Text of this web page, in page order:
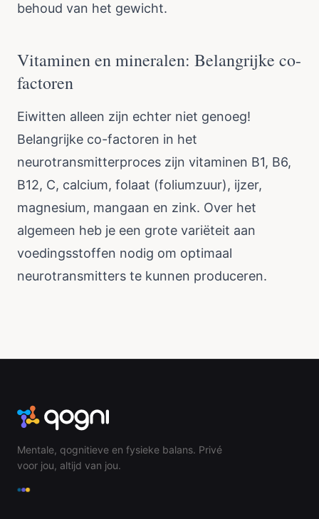
behoud van het gewicht.
Vitaminen en mineralen: Belangrijke co-
factoren
Eiwitten alleen zijn echter niet genoeg!
Belangrijke co-factoren in het
neurotransmitterproces zijn vitaminen B1, B6,
B12, C, calcium, folaat (foliumzuur), ijzer,
magnesium, mangaan en zink. Over het
algemeen heb je een grote variëteit aan
voedingsstoffen nodig om optimaal
neurotransmitters te kunnen produceren.
Mentale, qognitieve en fysieke balans. Privé
voor jou, altijd van jou.